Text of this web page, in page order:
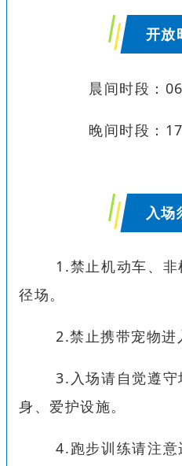
开放
晨间时段：
晚间时段：
入场
1.禁止机动车、
径场。
2.禁止携带宠物进
3.入场请自觉遵
身、爱护设施。
4.跑步训练请注意